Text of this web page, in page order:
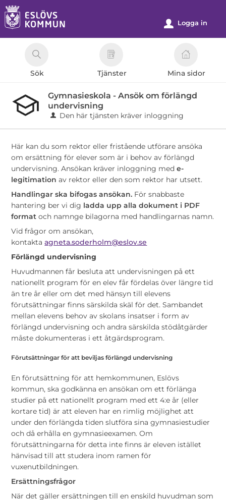
Välkommen
till
e-
tjänster
Eslövs
kommun
Sök Tjänster Mina sidor
u Logga in
Gymnasieskola - Ansök om förlängd
undervisning
Den här tjänsten kräver inloggning
Här kan du som rektor eller fristående utförare ansöka
om ersättning för elever som är i behov av förlängd
undervisning. Ansökan kräver inloggning med e-
legitimationav rektor eller den som rektor har utsett.
Handlingar ska bifogas ansökan. För snabbaste
hantering ber vi dig ladda upp alla dokument i PDF
formatoch namnge bilagorna med handlingarnas namn.
Vid frågor om ansökan,
kontaktaagneta.soderholm@eslov.se
Förlängd undervisning
Huvudmannen får besluta att undervisningen på ett
nationellt program för en elev får fördelas över längre tid
än tre år eller om det med hänsyn till elevens
förutsättningar finns särskilda skäl för det. Sambandet
mellan elevens behov av skolans insatser i form av
förlängd undervisning och andra särskilda stödåtgärder
måste dokumenteras i ett åtgärdsprogram.
Förutsättningar för att beviljas förlängd undervisning
En förutsättning för att hemkommunen, Eslövs
kommun, ska godkänna en ansökan om ett förlänga
studier på ett nationellt program med ett 4:e år (eller
kortare tid) är att eleven har en rimlig möjlighet att
under den förlängda tiden slutföra sina gymnasiestudier
och då erhålla en gymnasieexamen. Om
förutsättningarna för detta inte finns är eleven istället
hänvisad till att studera inom ramen för
vuxenutbildningen.
Ersättningsfrågor
När det gäller ersättningen till en enskild huvudman som